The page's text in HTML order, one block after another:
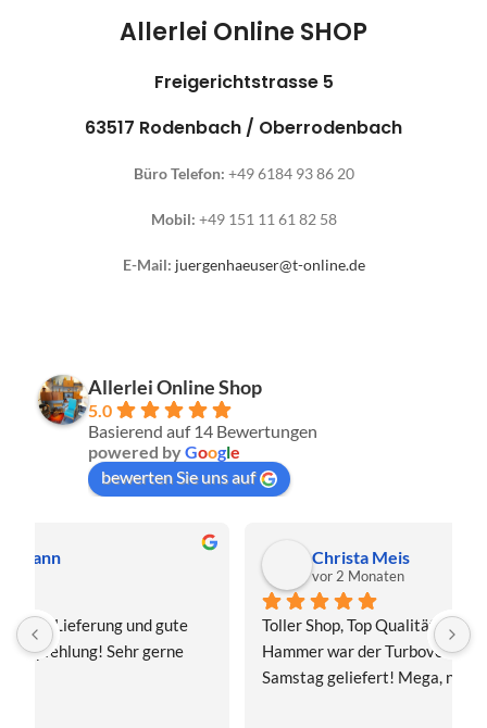
Allerlei Online SHOP
Freigerichtstrasse 5
63517 Rodenbach / Oberrodenbach
Büro Telefon: +49 6184 93 86 20
Mobil: +49 151 11 61 82 58
E-Mail: juergenhaeuser@t-online.de
Allerlei Online Shop
5.0
Basierend auf 14 Bewertungen
powered byGoogle
bewerten Sie uns auf
Christa Meis
Toller Shop, Top Qualität. Aber der absolute
Hammer war der Turboversand!!! Freitag bestellt,
Samstag geliefert! Mega, nur zu empfehlen👍